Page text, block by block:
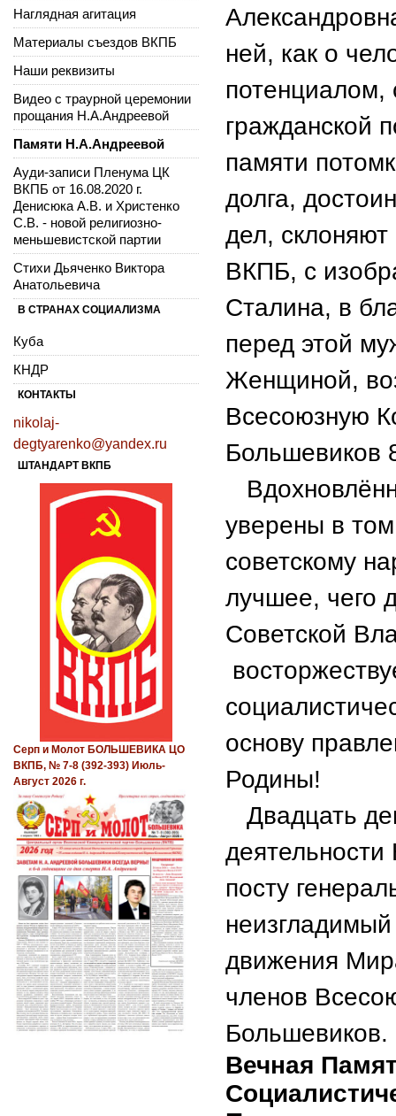
ней, как о
потенциалом,
гражданской
памяти
долга,
дел,
ВКПБ, с
Сталина, в
перед этой
Женщиной,
Всесоюзную
Большевиков
уверены в
советскому
лучшее, чего
Советской
основу
Родины!
Двадцать
посту
движения
членов
Большевиков.
Вечная
Наглядная агитация
Материалы съездов ВКПБ
Наши реквизиты
Видео с траурной церемонии
прощания Н.А.Андреевой
Памяти Н.А.Андреевой
Ауди-записи Пленума ЦК
ВКПБ от 16.08.2020 г.
Денисюка А.В. и Христенко
С.В. - новой религиозно-
меньшевистской партии
Стихи Дьяченко Виктора
Анатольевича
В СТРАНАХ СОЦИАЛИЗМА
Куба
КНДР
КОНТАКТЫ
nikolaj-
degtyarenko@yandex.ru
ШТАНДАРТ ВКПБ
Серп и Молот БОЛЬШЕВИКА ЦО
ВКПБ, № 7-8 (392-393) Июль-
Август 2026 г.